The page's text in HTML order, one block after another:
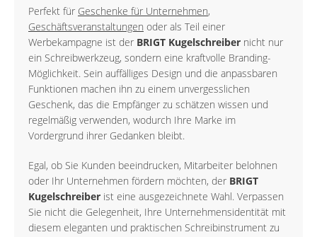
Perfekt für Geschenke für Unternehmen,
Geschäftsveranstaltungen oder als Teil einer
Werbekampagne ist der BRIGT Kugelschreiber nicht nur
ein Schreibwerkzeug, sondern eine kraftvolle Branding-
Möglichkeit. Sein auffälliges Design und die anpassbaren
Funktionen machen ihn zu einem unvergesslichen
Geschenk, das die Empfänger zu schätzen wissen und
regelmäßig verwenden, wodurch Ihre Marke im
Vordergrund ihrer Gedanken bleibt.
Egal, ob Sie Kunden beeindrucken, Mitarbeiter belohnen
oder Ihr Unternehmen fördern möchten, der BRIGT
Kugelschreiber ist eine ausgezeichnete Wahl. Verpassen
Sie nicht die Gelegenheit, Ihre Unternehmensidentität mit
diesem eleganten und praktischen Schreibinstrument zu